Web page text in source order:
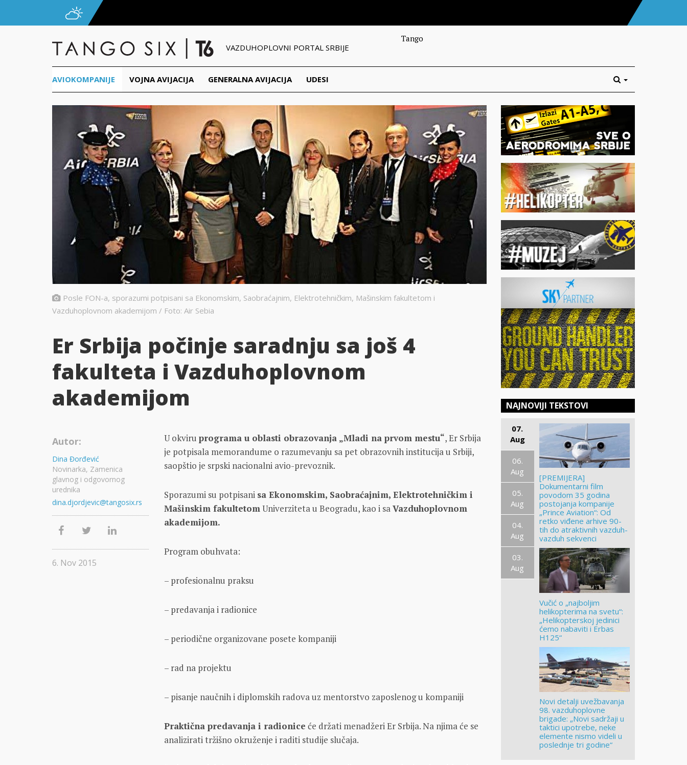
VAZDUHOPLOVNI PORTAL SRBIJE
Tango
AVIOKOMPANIJE VOJNA AVIJACIJA GENERALNA AVIJACIJA UDESI
Posle FON-a, sporazumi potpisani sa Ekonomskim, Saobraćajnim, Elektrotehničkim, Mašinskim fakultetom i
Vazduhoplovnom akademijom / Foto: Air Sebia
Er Srbija počinje saradnju sa još 4
fakulteta i Vazduhoplovnom
akademijom
U okviruprograma u oblasti obrazovanja „Mladi na prvom mestu“, Er Srbija
je potpisala memorandume o razumevanju sa pet obrazovnih institucija u Srbiji,
saopštio je srpski nacionalni avio-prevoznik.
Sporazumi su potpisani sa Ekonomskim, Saobraćajnim, Elektrotehničkim i
Mašinskim fakultetomUniverziteta u Beogradu, kao i saVazduhoplovnom
akademijom.
Program obuhvata:
– profesionalnu praksu
– predavanja i radionice
– periodične organizovane posete kompaniji
– rad na projektu
– pisanje naučnih i diplomskih radova uz mentorstvo zaposlenog u kompaniji
Praktična predavanja i radionice će držati menadžeri Er Srbija. Na njima će se
analizirati tržišno okruženje i raditi studije slučaja.
Autor:
Dina Đorđević
Novinarka, Zamenica
glavnog i odgovornog
urednika
dina.djordjevic@tangosix.rs
6. Nov 2015
NAJNOVIJI TEKSTOVI
07.
Aug
06.
Aug
05.
Aug
04.
Aug
03.
Aug
[PREMIJERA]
Dokumentarni film
povodom 35 godina
postojanja kompanije
„Prince Aviation“: Od
retko viđene arhive 90-
tih do atraktivnih vazduh-
vazduh sekvenci
Vučić o „najboljim
helikopterima na svetu“:
„Helikopterskoj jedinici
ćemo nabaviti i Erbas
H125“
Novi detalji uvežbavanja
98. vazduhoplovne
brigade: „Novi sadržaji u
taktici upotrebe, neke
elemente nismo videli u
poslednje tri godine“